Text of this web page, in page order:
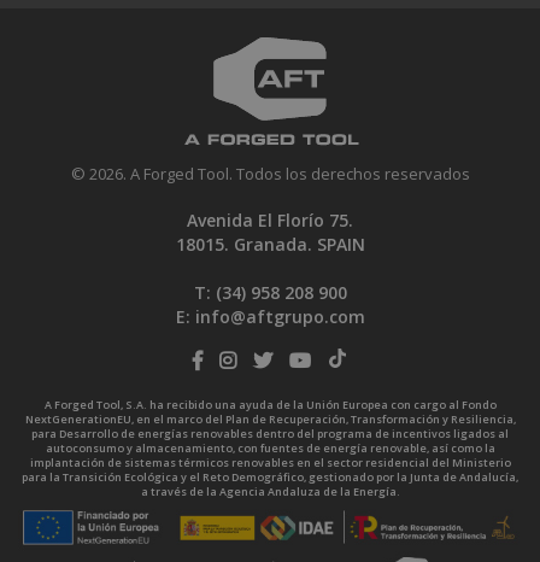
© 2026. A Forged Tool. Todos los derechos reservados
Avenida El Florío 75.
18015. Granada. SPAIN
T: (34) 958 208 900
E: info@aftgrupo.com
A Forged Tool, S.A. ha recibido una ayuda de la Unión Europea con cargo al Fondo
NextGenerationEU, en el marco del Plan de Recuperación, Transformación y Resiliencia,
para Desarrollo de energías renovables dentro del programa de incentivos ligados al
autoconsumo y almacenamiento, con fuentes de energía renovable, así como la
implantación de sistemas térmicos renovables en el sector residencial del Ministerio
para la Transición Ecológica y el Reto Demográfico, gestionado por la Junta de Andalucía,
a través de la Agencia Andaluza de la Energía.